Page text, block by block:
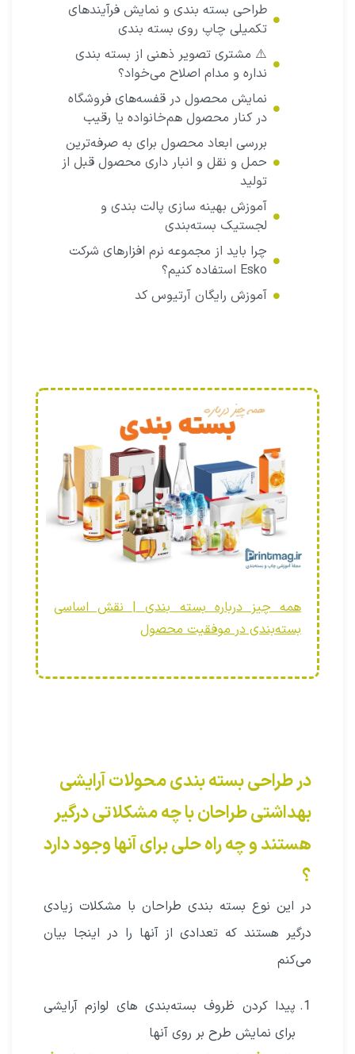
طراحی بسته بندی و نمایش فرآیند‌های
تکمیلی چاپ روی بسته بندی
⚠️ مشتری تصویر ذهنی از بسته بندی
نداره و مدام اصلاح می‌خواد؟
نمایش محصول در قفسه‌های فروشگاه
در کنار محصول هم‌خانواده یا رقیب
بررسی ابعاد محصول برای به صرفه‌ترین
حمل و نقل و انبار داری محصول قبل از
تولید
آموزش بهینه سازی پالت بندی و
لجستیک بسته‌بندی
چرا باید از مجموعه نرم افزارهای شرکت
Esko استفاده کنیم؟
آموزش رایگان آرتیوس‌ کد
همه چیز درباره بسته بندی | نقش اساسی
بسته‌بندی در موفقیت محصول
در طراحی بسته بندی محولات آرایشی
بهداشتی طراحان با چه مشکلاتی درگیر
هستند و چه راه حلی برای آنها وجود دارد
؟
در این نوع بسته بندی طراحان با مشکلات زیادی
درگیر هستند که تعدادی از آنها را در اینجا بیان
می‌کنم
پیدا کردن ظروف بسته‌بندی های لوازم آرایشی
برای نمایش طرح بر روی آنها